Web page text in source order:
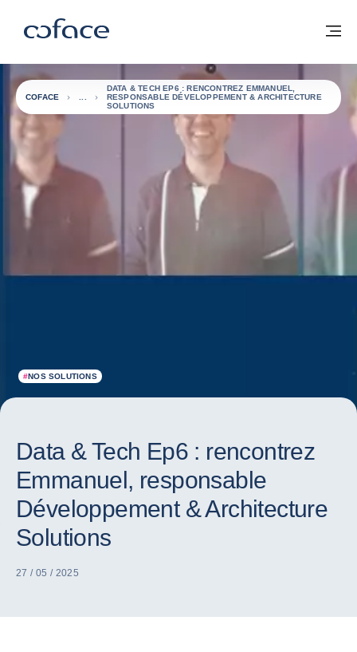
Coface, for Trade - Page d'accueil Groupe Coface
Retour à la page d'accueil
#NOS SOLUTIONS
COFACE
DATA & TECH EP6 : RENCONTREZ EMMANUEL,
RESPONSABLE DÉVELOPPEMENT & ARCHITECTURE
SOLUTIONS
Data & Tech Ep6 : rencontrez
Emmanuel, responsable
Développement & Architecture
Solutions
27 / 05 / 2025